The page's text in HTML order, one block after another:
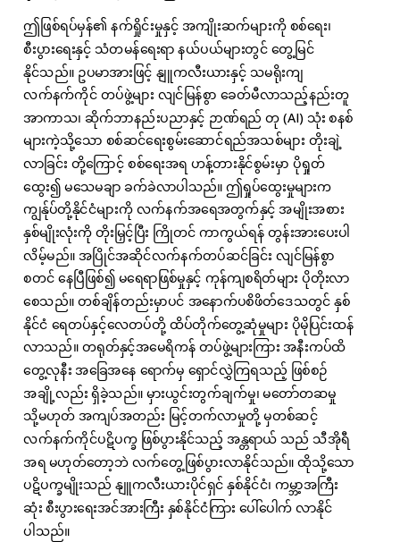
ဤဖြစ်ရပ်မှန်၏ နက်ရှိုင်းမှုနှင့် အကျိုးဆက်များကို စစ်ရေး၊
စီးပွားရေးနှင့် သံတမန်ရေးရာ နယ်ပယ်များတွင် တွေ့မြင်
နိုင်သည်။ ဥပမာအားဖြင့် နျူကလီးယားနှင့် သမရိုးကျ
လက်နက်ကိုင် တပ်ဖွဲ့များ လျင်မြန်စွာ ခေတ်မီလာသည့်နည်းတူ
အာကာသ၊ ဆိုက်ဘာနည်းပညာနှင့် ဉာဏ်ရည် တု (AI) သုံး စနစ်
များကဲ့သို့သော စစ်ဆင်ရေးစွမ်းဆောင်ရည်အသစ်များ တိုးချဲ့
လာခြင်း တို့ကြောင့် စစ်ရေးအရ ဟန့်တားနိုင်စွမ်းမှာ ပိုရှုတ်
ထွေး၍ မသေမချာ ခက်ခဲလာပါသည်။ ဤရှုပ်ထွေးမှုများက
ကျွန်ုပ်တို့နိုင်ငံများကို လက်နက်အရေအတွက်နှင့် အမျိုးအစား
နှစ်မျိုးလုံးကို တိုးမြှင့်ပြီး ကြိုတင် ကာကွယ်ရန် တွန်းအားပေးပါ
လိမ့်မည်။ အပြိုင်အဆိုင်လက်နက်တပ်ဆင်ခြင်း လျင်မြန်စွာ
စတင် နေပြီဖြစ်၍ မရေရာဖြစ်မှုနှင့် ကုန်ကျစရိတ်များ ပိုတိုးလာ
စေသည်။ တစ်ချိန်တည်းမှာပင် အနောက်ပစိဖိတ်ဒေသတွင် နှစ်
နိုင်ငံ ရေတပ်နှင့်လေတပ်တို့ ထိပ်တိုက်တွေ့ဆုံမှုများ ပိုမိုပြင်းထန်
လာသည်။ တရုတ်နှင့်အမေရိကန် တပ်ဖွဲ့များကြား အနီးကပ်ထိ
တွေ့လုနီး အခြေအနေ ရောက်မှ ရှောင်လွှဲကြရသည့် ဖြစ်စဉ်
အချို့လည်း ရှိခဲ့သည်။ မှားယွင်းတွက်ချက်မှု၊ မတော်တဆမှု
သို့မဟုတ် အကျပ်အတည်း မြင့်တက်လာမှုတို့ မှတစ်ဆင့်
လက်နက်ကိုင်ပဋိပက္ခ ဖြစ်ပွားနိုင်သည့် အန္တရာယ် သည် သီအိုရီ
အရ မဟုတ်တော့ဘဲ လက်တွေ့ဖြစ်ပွားလာနိုင်သည်။ ထိုသို့သော
ပဋိပက္ခမျိုးသည် နျူကလီးယားပိုင်ရှင် နှစ်နိုင်ငံ၊ ကမ္ဘာ့အကြီး
ဆုံး စီးပွားရေးအင်အားကြီး နှစ်နိုင်ငံကြား ပေါ်ပေါက် လာနိုင်
ပါသည်။